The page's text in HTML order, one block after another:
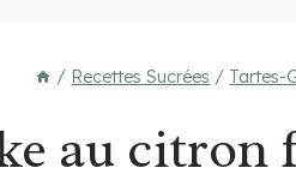
/ Recettes Sucrées / Tartes-
au citron